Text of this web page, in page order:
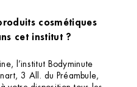
cosmétiques
cet institut ?
l’institut Bodyminute
3 All. du Préambule,